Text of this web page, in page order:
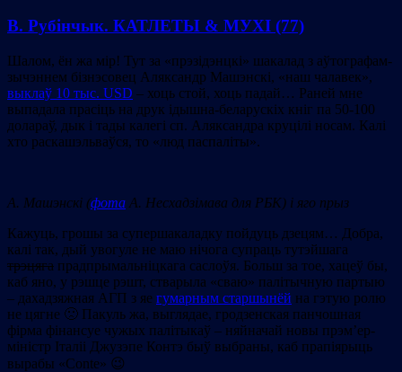
В. Рубінчык. КАТЛЕТЫ & МУХІ (77)
Шалом, ён жа мір! Тут за «прэзідэнцкі» шакалад з аўтографам-
зычэннем бізнэсовец Аляксандр Машэнскі, «наш чалавек»,
выклаў 10 тыс. USD – хоць стой, хоць падай… Раней мне
выпадала прасіць на друк ідышна-беларускіх кніг па 50-100
долараў, дык і тады калегі сп. Аляксандра круцілі носам. Калі
хто раскашэльваўся, то «люд паспаліты».
А. Машэнскі (фота А. Несхадзімава для РБК) і яго прыз
Кажуць, грошы за супершакаладку пойдуць дзецям… Добра,
калі так, дый увогуле не маю нічога супраць тутэйшага
трэцяга прадпрымальніцкага саслоўя. Больш за тое, хацеў бы,
каб яно, у рэшце рэшт, стварыла «сваю» палітычную партыю
– дахадзяжная АГП з яе гумарным старшынёй на гэтую ролю
не цягне 🙁 Пакуль жа, выглядае, гродзенская панчошная
фірма фінансуе чужых палітыкаў – няйначай новы прэм’ер-
міністр Італіі Джузэпе Контэ быў выбраны, каб прапіярыць
вырабы «Conte» 😉